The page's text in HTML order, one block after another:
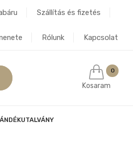
Szállítás és fizetés
Rólunk Kapcsolat
0
Kosaram